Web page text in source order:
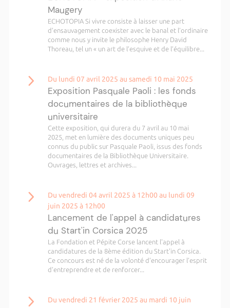
Maugery
ECHOTOPIA Si vivre consiste à laisser une part
d’ensauvagement coexister avec le banal et l’ordinaire
comme nous y invite le philosophe Henry David
Thoreau, tel un « un art de l’esquive et de l’équilibre...
Du lundi 07 avril 2025 au samedi 10 mai 2025
Exposition Pasquale Paoli : les fonds
documentaires de la bibliothèque
universitaire
Cette exposition, qui durera du 7 avril au 10 mai
2025, met en lumière des documents uniques peu
connus du public sur Pasquale Paoli, issus des fonds
documentaires de la Bibliothèque Universitaire.
Ouvrages, lettres et archives...
Du vendredi 04 avril 2025 à 12h00 au lundi 09
juin 2025 à 12h00
Lancement de l'appel à candidatures
du Start'in Corsica 2025
La Fondation et Pépite Corse lancent l'appel à
candidatures de la 8ème édition du Start'in Corsica.
Ce concours est né de la volonté d’encourager l’esprit
d’entreprendre et de renforcer...
Du vendredi 21 février 2025 au mardi 10 juin